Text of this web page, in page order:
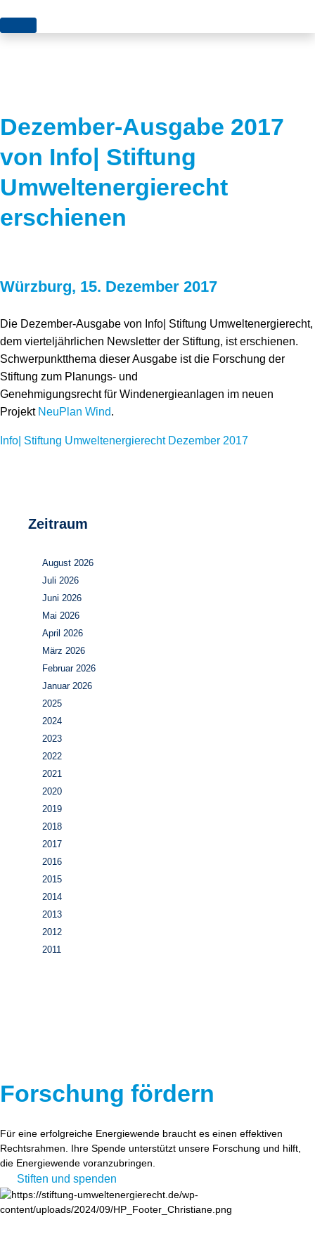
Themen
Flächen
Genehmigungen
Grundsatzfragen
Märkte
Sektorenkopplung
Speicher
Stromerzeugung
Wärme
Wasserstoff
News
Blog
Karriere
Über uns
Team
Forschungsnetzwerk
Bibliothek
Newsletter
Infomaterial
Dezember-Ausgabe 2017
von Info| Stiftung
Umweltenergierecht
erschienen
Würzburg, 15. Dezember 2017
Die Dezember-Ausgabe von Info| Stiftung Umweltenergierecht,
dem vierteljährlichen Newsletter der Stiftung, ist erschienen.
Schwerpunktthema dieser Ausgabe ist die Forschung der
Stiftung zum Planungs- und
Genehmigungsrecht für Windenergieanlagen im neuen
Projekt NeuPlan Wind.
Info| Stiftung Umweltenergierecht Dezember 2017
Zeitraum
August 2026
Juli 2026
Juni 2026
Mai 2026
April 2026
März 2026
Februar 2026
Januar 2026
2025
2024
2023
2022
2021
2020
2019
2018
2017
2016
2015
2014
2013
2012
2011
Forschung fördern
Für eine erfolgreiche Energiewende braucht es einen effektiven
Rechtsrahmen. Ihre Spende unterstützt unsere Forschung und hilft,
die Energiewende voranzubringen.
Stiften und spenden